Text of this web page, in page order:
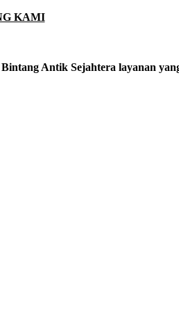
KAMI
Antik Sejahtera layanan